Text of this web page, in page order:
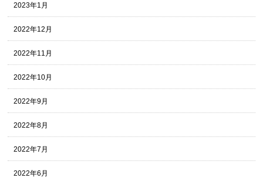
2023年1月
2022年12月
2022年11月
2022年10月
2022年9月
2022年8月
2022年7月
2022年6月